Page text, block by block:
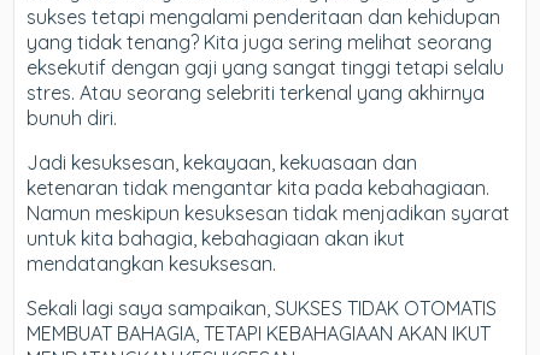
sukses tetapi mengalami penderitaan dan kehidupan
yang tidak tenang? Kita juga sering melihat seorang
eksekutif dengan gaji yang sangat tinggi tetapi selalu
stres. Atau seorang selebriti terkenal yang akhirnya
bunuh diri.
Jadi kesuksesan, kekayaan, kekuasaan dan
ketenaran tidak mengantar kita pada kebahagiaan.
Namun meskipun kesuksesan tidak menjadikan syarat
untuk kita bahagia, kebahagiaan akan ikut
mendatangkan kesuksesan.
Sekali lagi saya sampaikan, SUKSES TIDAK OTOMATIS
MEMBUAT BAHAGIA, TETAPI KEBAHAGIAAN AKAN IKUT